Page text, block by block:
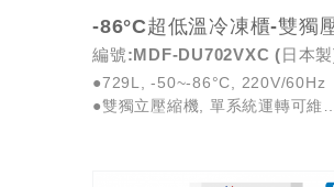
-86°C超低溫冷凍櫃-雙獨
編號:MDF-DU702VXC (日本
●729L, -50~-86°C, 220V/60Hz
●雙獨立壓縮機, 單系統運轉可維